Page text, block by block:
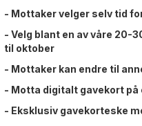
- Mottaker velger selv tid
- Velg blant en av våre 20-
til oktober
- Mottaker kan endre til
- Motta digitalt gavekort
- Eksklusiv gavekorteske